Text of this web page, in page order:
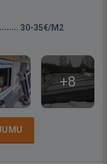
30-35€/M2
+8